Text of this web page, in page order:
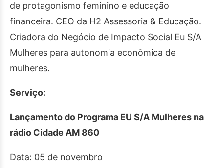
de protagonismo feminino e educação
financeira. CEO da H2 Assessoria & Educação.
Criadora do Negócio de Impacto Social Eu S/A
Mulheres para autonomia econômica de
mulheres.
Serviço:
Lançamento do Programa EU S/A Mulheres na
rádio Cidade AM 860
Data: 05 de novembro